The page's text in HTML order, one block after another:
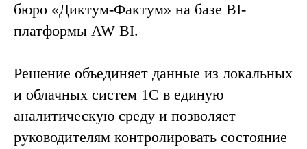
бюро «Диктум-Фактум» на базе BI-
платформы AW BI.
Решение объединяет данные из локальных
и облачных систем 1С в единую
аналитическую среду и позволяет
руководителям контролировать состояние